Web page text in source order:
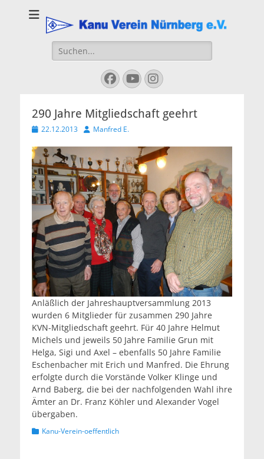
Kanu Verein
Nuernberg
Suchen
nach:
Facebook
YouTube
Instagram
290 Jahre Mitgliedschaft geehrt
Veröffentlicht
22.12.2013 AutorManfred E.
Anläßlich der Jahreshauptversammlung 2013
wurden 6 Mitglieder für zusammen 290 Jahre
KVN-Mitgliedschaft geehrt. Für 40 Jahre Helmut
Michels und jeweils 50 Jahre Familie Grun mit
Helga, Sigi und Axel – ebenfalls 50 Jahre Familie
Eschenbacher mit Erich und Manfred. Die Ehrung
erfolgte durch die Vorstände Volker Klinge und
Arnd Baberg, die bei der nachfolgenden Wahl ihre
Ämter an Dr. Franz Köhler und Alexander Vogel
übergaben.
Kategorien
Kanu-Verein-oeffentlich